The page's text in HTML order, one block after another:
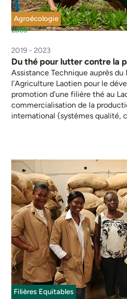
Agroécologie
Laos
2019 - 2023
Du thé pour lutter contre la
Assistance Technique auprès du
l’Agriculture Laotien pour le
promotion d’une filière thé au
commercialisation de la
international (systèmes qualité,
Filières Equitables